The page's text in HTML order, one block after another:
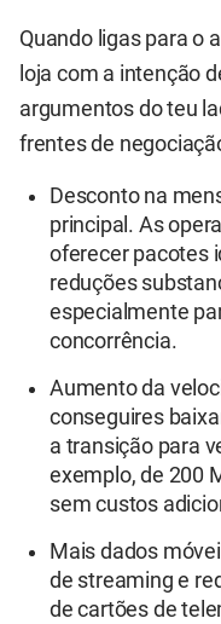
Quando ligas para o
loja com a intenção
argumentos do teu
frentes de
Desconto na
principal. As
oferecer pacotes
reduções
especialmente
concorrência.
Aumento da
conseguires
a transição para
exemplo, de 200
sem custos
Mais dados
de streaming e
de cartões de